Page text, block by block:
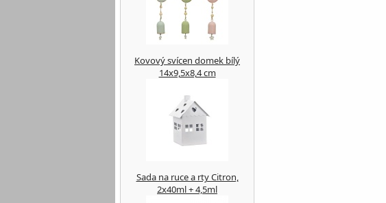
Kovový svícen domek bílý
14x9,5x8,4 cm
Sada na ruce a rty Citron,
2x40ml + 4,5ml